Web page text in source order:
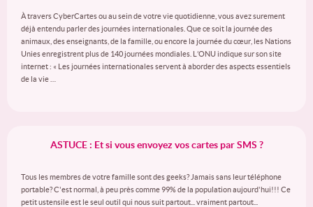
À travers CyberCartes ou au sein de votre vie quotidienne, vous avez surement
déjà entendu parler des journées internationales. Que ce soit la journée des
animaux, des enseignants, de la famille, ou encore la journée du cœur, les Nations
Unies enregistrent plus de 140 journées mondiales. L’ONU indique sur son site
internet : « Les journées internationales servent à aborder des aspects essentiels
de la vie …
ASTUCE : Et si vous envoyez vos cartes par SMS ?
Tous les membres de votre famille sont des geeks? Jamais sans leur téléphone
portable? C'est normal, à peu près comme 99% de la population aujourd'hui!!! Ce
petit ustensile est le seul outil qui nous suit partout... vraiment partout...